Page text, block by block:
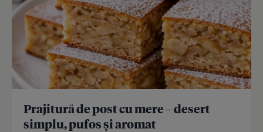
Prajitură de post cu mere – desert
simplu, pufos și aromat